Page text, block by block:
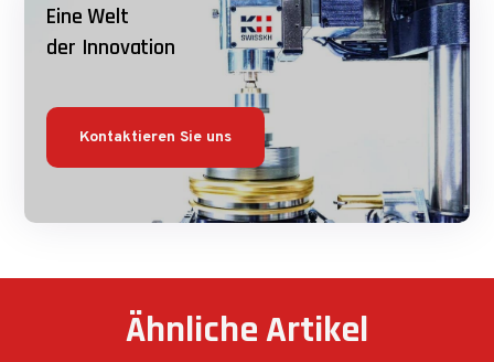
Eine Welt
der Innovation
Kontaktieren Sie uns
Ähnliche Artikel